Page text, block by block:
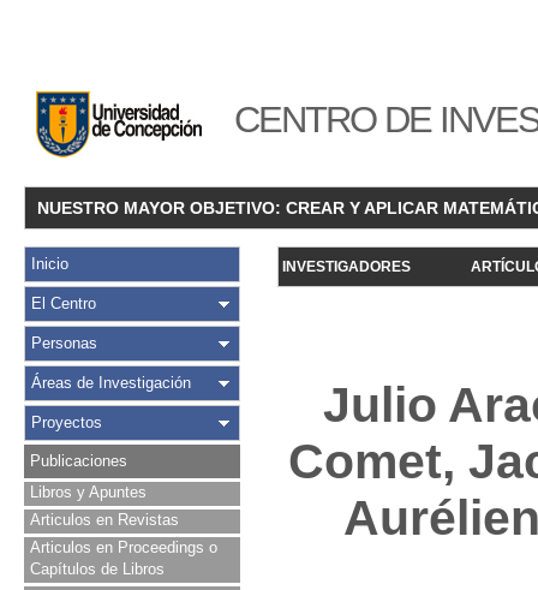
CENTRO DE
NUESTRO MAYOR OBJETIVO: CREAR Y APLICAR
Inicio
El Centro
Personas
Áreas de Investigación
Proyectos
Publicaciones
Libros y Apuntes
Articulos en Revistas
Articulos en Proceedings o
Capítulos de Libros
INVESTIGADORES
Julio
Comet,